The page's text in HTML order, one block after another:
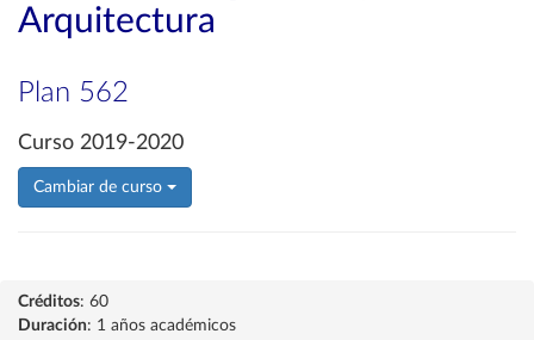
Arquitectura
Plan 562
Curso 2019-2020
Cambiar de curso
Créditos: 60
Duración: 1 años académicos